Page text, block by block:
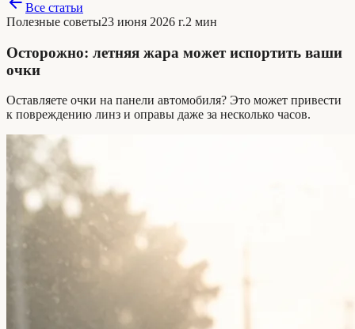
Все статьи
Полезные советы23 июня 2026 г.2 мин
Осторожно: летняя жара может испортить ваши
очки
Оставляете очки на панели автомобиля? Это может привести
к повреждению линз и оправы даже за несколько часов.